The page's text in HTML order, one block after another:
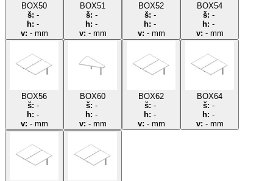
BOX50
š: -
h: -
v: -mm
BOX51
š: -
h: -
v: -mm
BOX52
š: -
h: -
v: -mm
BOX54
š: -
h: -
v: -mm
BOX56
š: -
h: -
v: -mm
BOX60
š: -
h: -
v: -mm
BOX62
š: -
h: -
v: -mm
BOX64
š: -
h: -
v: -mm